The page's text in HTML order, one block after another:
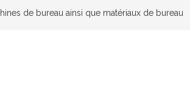
de bureau ainsi que matériaux de bureau